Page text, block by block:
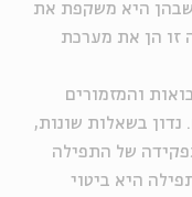
שבהן היא משקפת את
זו הן את מערכת
והמזמורים
בשאלות שונות,
של התפילה
היא ביטוי